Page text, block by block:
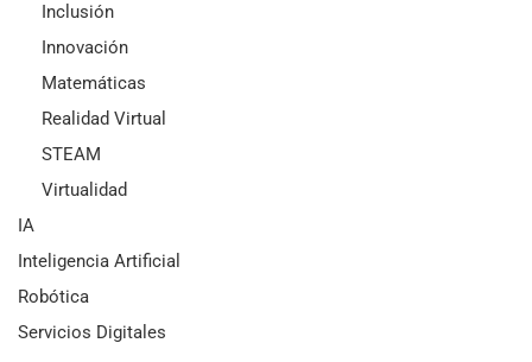
Inclusión
Innovación
Matemáticas
Realidad Virtual
STEAM
Virtualidad
IA
Inteligencia Artificial
Robótica
Servicios Digitales